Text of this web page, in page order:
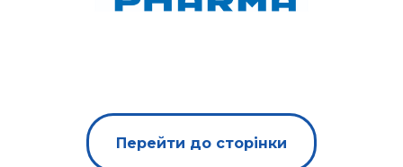
Перейти до сторінки